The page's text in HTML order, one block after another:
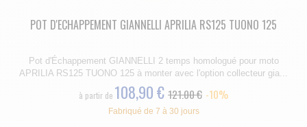
POT D'ECHAPPEMENT GIANNELLI APRILIA RS125 TUONO 125
Pot d'Échappement GIANNELLI 2 temps homologué pour moto
APRILIA RS125 TUONO 125 à monter avec l'option collecteur gia...
à partir de 108,90 € 121.00 € -10%
Fabriqué de 7 à 30 jours